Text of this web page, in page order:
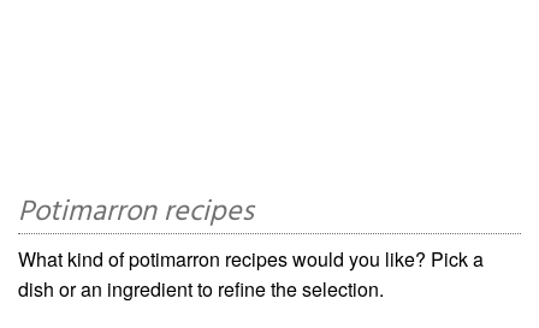
Potimarron recipes
What kind of potimarron recipes would you like? Pick a
dish or an ingredient to refine the selection.